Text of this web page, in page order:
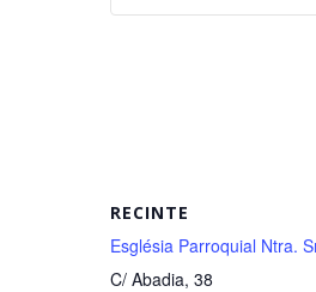
RECINTE
Església Parroquial Ntra.
C/ Abadia, 38